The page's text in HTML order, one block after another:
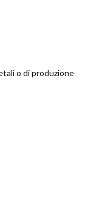
o di produzione